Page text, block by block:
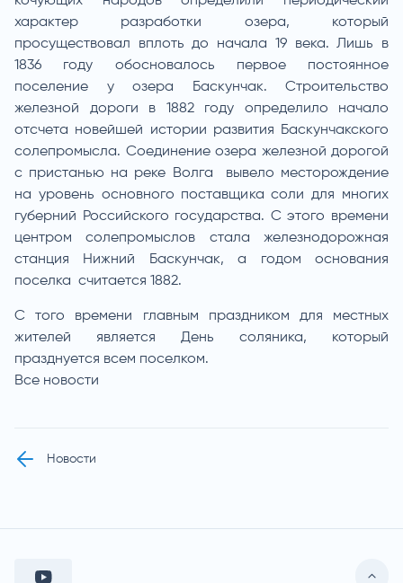
характер разработки озера, который
просуществовал вплоть до начала 19 века. Лишь в
1836 году обосновалось первое постоянное
поселение у озера Баскунчак. Строительство
железной дороги в 1882 году определило начало
отсчета новейшей истории развития Баскунчакского
солепромысла. Соединение озера железной дорогой
с пристанью на реке Волга вывело месторождение
на уровень основного поставщика соли для многих
губерний Российского государства. С этого времени
центром солепромыслов стала железнодорожная
станция Нижний Баскунчак, а годом основания
поселка считается 1882.
С того времени главным праздником для местных
жителей является День соляника, который
празднуется всем поселком.
Все новости
Новости